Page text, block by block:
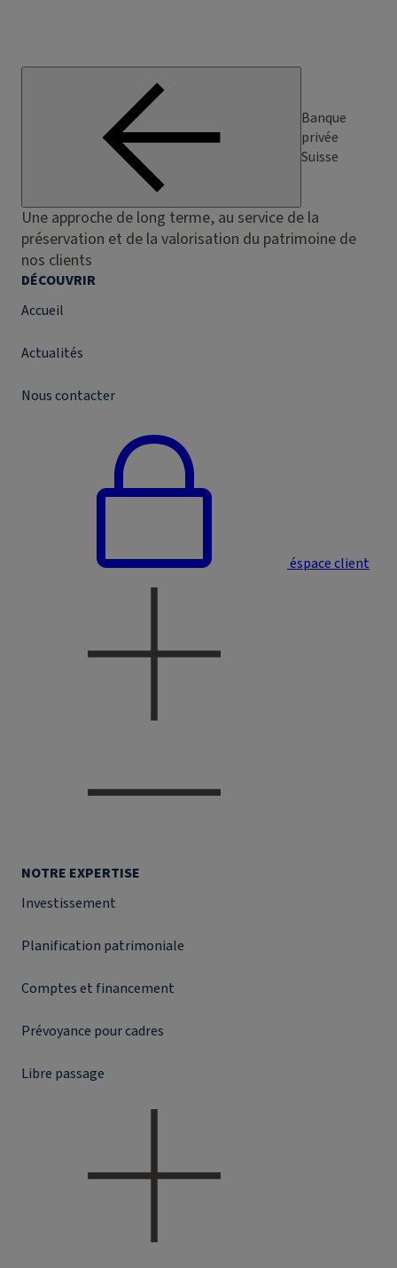
Banque
privée
Suisse
Une approche de long terme, au service de la
préservation et de la valorisation du patrimoine de
nos clients
DÉCOUVRIR
Accueil
Actualités
Nous contacter
éspace client
NOTRE EXPERTISE
Investissement
Planification patrimoniale
Comptes et financement
Prévoyance pour cadres
Libre passage